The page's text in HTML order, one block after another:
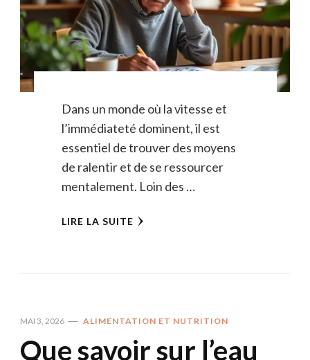
Dans un monde où la vitesse et
l’immédiateté dominent, il est
essentiel de trouver des moyens
de ralentir et de se ressourcer
mentalement. Loin des …
LIRE LA SUITE
MAI 3, 2026 ALIMENTATION ET NUTRITION
Que savoir sur l’eau